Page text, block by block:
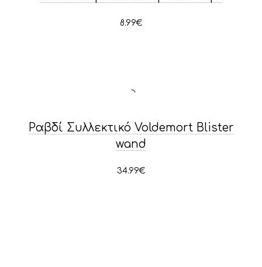
8.99€
Ραβδί Συλλεκτικό Voldemort Blister
wand
34.99€